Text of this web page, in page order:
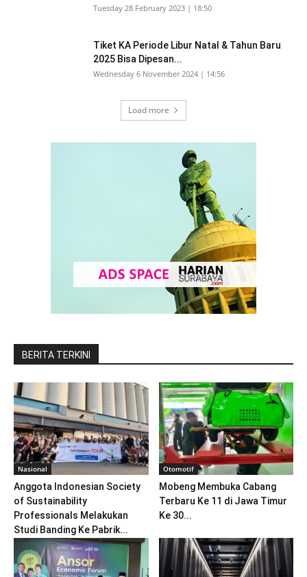
Tuesday 28 February 2023 | 18:50
Tiket KA Periode Libur Natal & Tahun Baru
2025 Bisa Dipesan...
Wednesday 6 November 2024 | 14:56
Load more
BERITA TERKINI
Nasional
Anggota Indonesian Society
of Sustainability
Professionals Melakukan
Studi Banding Ke Pabrik...
Otomotif
Mobeng Membuka Cabang
Terbaru Ke 11 di Jawa Timur
Ke 30...